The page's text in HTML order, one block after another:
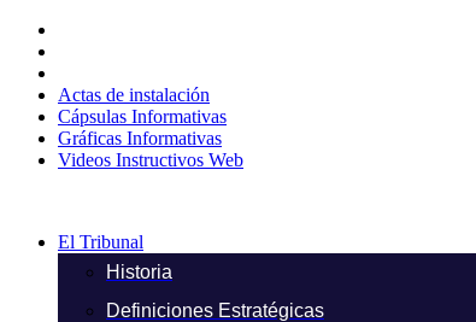
contenido
Actas de instalación
Cápsulas Informativas
Gráficas Informativas
Videos Instructivos Web
El Tribunal
Historia
Definiciones Estratégicas